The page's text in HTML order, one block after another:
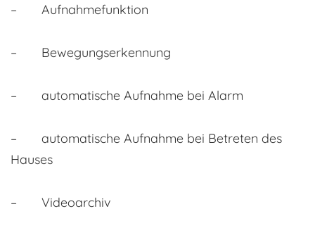
– Aufnahmefunktion
– Bewegungserkennung
– automatische Aufnahme bei Alarm
– automatische Aufnahme bei Betreten des
Hauses
– Videoarchiv